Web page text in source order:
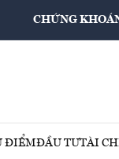
CHỨNG
ĐIỂMĐẦU TƯTÀI